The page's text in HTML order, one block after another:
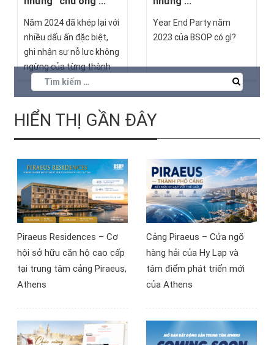
Năm 2024 đã khép lại với
nhiều dấu ấn đặc biệt,
ghi nhận sự nỗ lực không
ngừng của từng thành
viên trong đại gia đình
BSOP. Để tri ân những
cống hiến xuất sắc, trong
buổi lễ Year End Party,
Golden Bee Award 2024
nhất của BSOP đã tôn
vinh những “chú ong
vàng” đã góp phần xây
dựng và phát triển
lan tỏa tinh thần đồng
đội và khát vọng vươn
tầm.
Year End Party năm
2023 của BSOP có gì?
HIỂN THỊ GẦN ĐÂY
Piraeus Residences – Cơ
hội sở hữu căn hộ cao cấp
tại trung tâm cảng Piraeus,
Athens
Cảng Piraeus – Cửa ngõ
hàng hải của Hy Lạp và
tâm điểm phát triển mới
của Athens